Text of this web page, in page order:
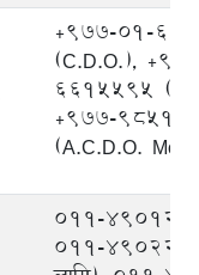
+977-01-
(C.D.O.),
6615595
+977-
(A.C.D.O.
०११-४९०१२३,
०११-४९०२२३